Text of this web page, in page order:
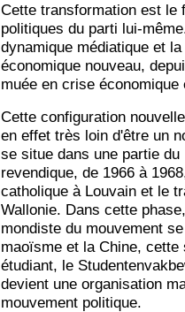
Cette transformation est le
politiques du parti lui-
dynamique médiatique et
économique nouveau,
muée en crise économique
Cette configuration
en effet très loin d'être un
se situe dans une partie
revendique, de 1966 à
catholique à Louvain et le
Wallonie. Dans cette
mondiste du mouvement
maoïsme et la Chine,
étudiant, le
devient une organisation
mouvement politique.